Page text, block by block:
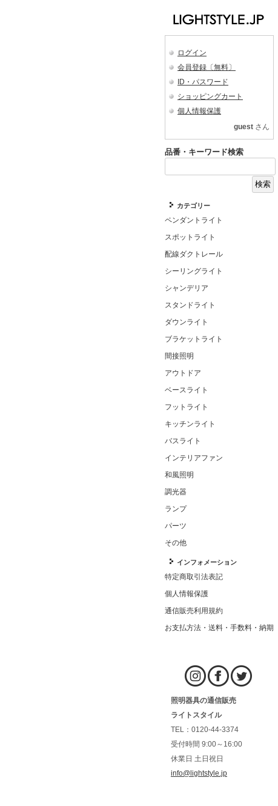
ログイン
会員登録〔無料〕
ID・パスワード
ショッピングカート
個人情報保護
guest さん
品番・キーワード検索
カテゴリー
ペンダントライト
スポットライト
配線ダクトレール
シーリングライト
シャンデリア
スタンドライト
ダウンライト
ブラケットライト
間接照明
アウトドア
ベースライト
フットライト
キッチンライト
バスライト
インテリアファン
和風照明
調光器
ランプ
パーツ
その他
インフォメーション
特定商取引法表記
個人情報保護
通信販売利用規約
お支払方法・送料・手数料・納期
照明器具の通信販売
ライトスタイル
TEL：0120-44-3374
受付時間 9:00～16:00
休業日 土日祝日
info@lightstyle.jp